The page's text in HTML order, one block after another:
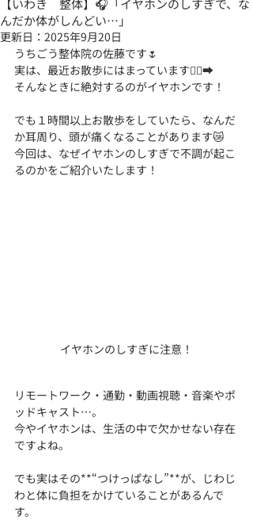
【いわき 整体】🎧「イヤホンのしすぎで、な
んだか体がしんどい…」
更新日： 2025年9月20日
うちごう整体院の佐藤です🌷
実は、最近お散歩にはまっています🚶‍♀️‍➡️
そんなときに絶対するのがイヤホンです！
でも１時間以上お散歩をしていたら、なんだ
か耳周り、頭が痛くなることがあります😿
今回は、なぜイヤホンのしすぎで不調が起こ
るのかをご紹介いたします！
イヤホンのしすぎに注意！
リモートワーク・通勤・動画視聴・音楽やポ
ッドキャスト…。
今やイヤホンは、生活の中で欠かせない存在
ですよね。
でも実はその**“つけっぱなし”**が、じわじ
わと体に負担をかけていることがあるんで
す。